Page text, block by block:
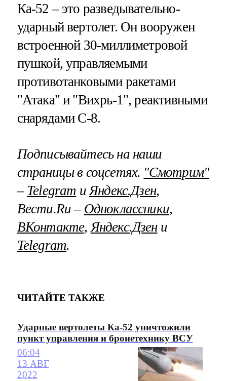
Ка-52 – это разведывательно-
ударный вертолет. Он вооружен
встроенной 30-миллиметровой
пушкой, управляемыми
противотанковыми ракетами
"Атака" и "Вихрь-1", реактивными
снарядами С-8.
Подписывайтесь на наши
страницы в соцсетях. "Смотрим"
– Telegram и Яндекс.Дзен,
Вести.Ru – Одноклассники,
ВКонтакте, Яндекс.Дзени
Telegram.
ЧИТАЙТЕ ТАКЖЕ
Ударные вертолеты Ка-52 уничтожили
пункт управления и бронетехнику ВСУ
06:04
13 АВГ
2022